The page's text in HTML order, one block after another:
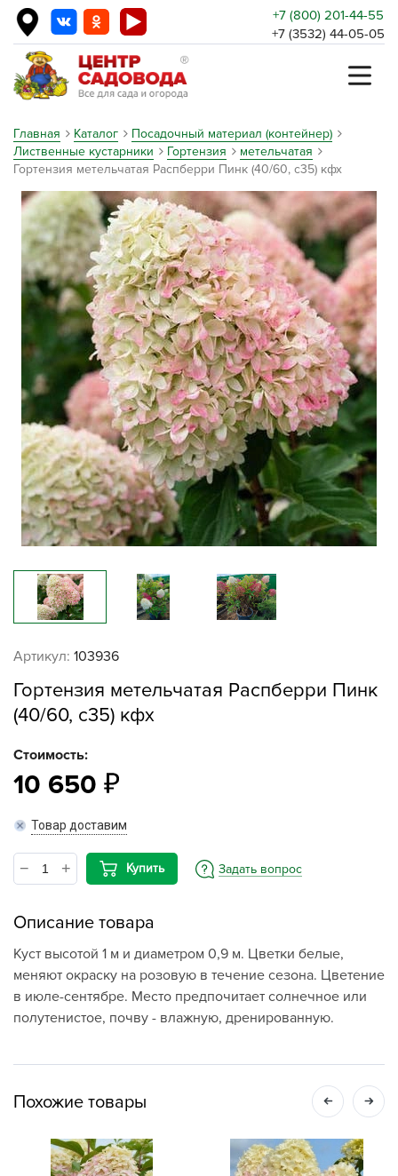
+7 (800) 201-44-55
+7 (3532) 44-05-05
Главная Каталог
Посадочный материал (контейнер)
Лиственные кустарники
Гортензия
метельчатая
Гортензия метельчатая Распберри Пинк (40/60, с35) кфх
Артикул: 103936
Гортензия метельчатая Распберри Пинк
(40/60, с35) кфх
Стоимость:
10 650
Товар доставим
Купить Задать вопрос
Описание товара
Куст высотой 1 м и диаметром 0,9 м. Цветки белые,
меняют окраску на розовую в течение сезона. Цветение
в июле-сентябре. Место предпочитает солнечное или
полутенистое, почву - влажную, дренированную.
Похожие товары